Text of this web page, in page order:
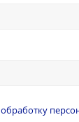
обработку